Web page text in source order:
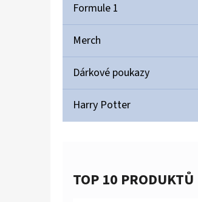
Formule 1
Merch
Dárkové poukazy
Harry Potter
TOP 10 PRODUKTŮ